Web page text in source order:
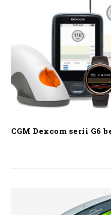
CGM Dexcom serii G6